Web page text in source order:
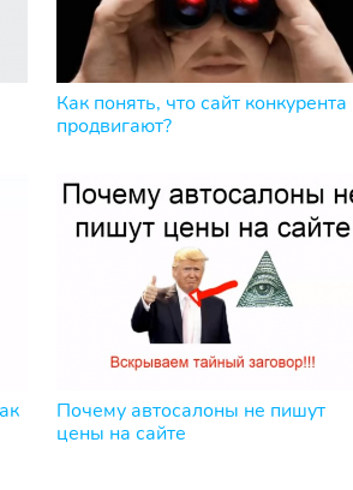
Как понять, что сайт конкурента
продвигают?
Почему автосалоны не пишут
цены на сайте